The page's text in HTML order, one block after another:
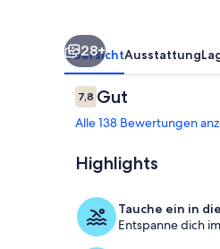
Near
Theme
Parks
28+
ÜbersichtAusstattung
Bewertungen
7,87,8 von 10.
Gut
Alle 138 Bewertungen
Highlights
Tauche ein in
Entspanne dich